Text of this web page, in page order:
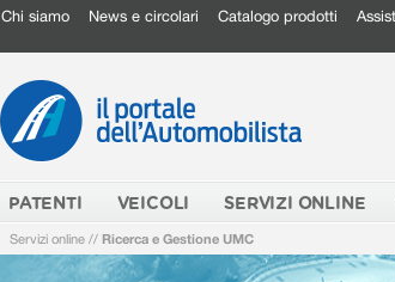
Chi siamo News e circolari Catalogo prodotti
PATENTI VEICOLI SERVIZI ONLINE
Servizi online // Ricerca e Gestione UMC